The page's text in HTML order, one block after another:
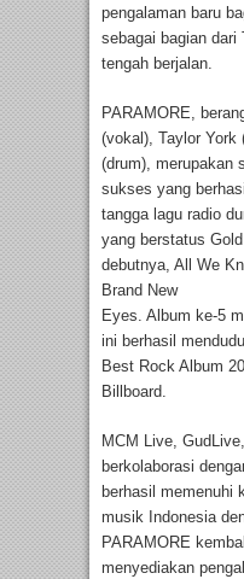
pengalaman baru
sebagai bagian dari
tengah berjalan.
PARAMORE,
(vokal), Taylor York
(drum), merupakan
sukses yang
tangga lagu radio
yang berstatus
debutnya, All We
Brand New
Eyes. Album ke-5
ini berhasil
Best Rock Album
Billboard.
MCM Live,
berkolaborasi
berhasil memenuhi
musik Indonesia
PARAMORE
menyediakan